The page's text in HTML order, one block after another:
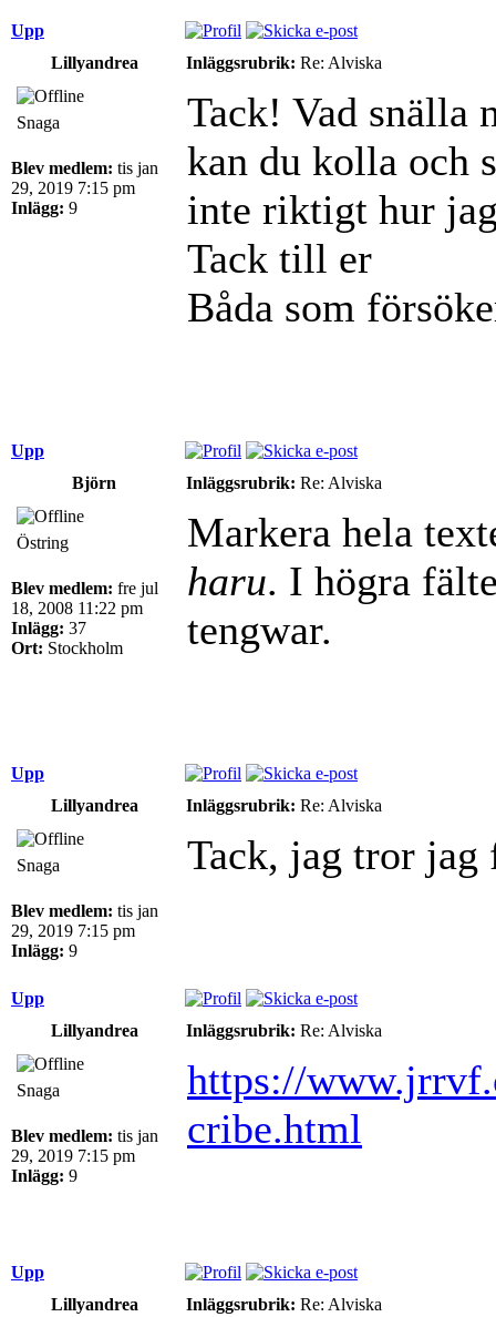
Upp
Lillyandrea
Inläggsrubrik: Re: Alviska
Snaga
Blev medlem: tis jan
29, 2019 7:15 pm
Inlägg: 9
Tack! Vad snälla
kan du kolla och
inte riktigt hur
Tack till er
Båda som
Upp
Björn
Inläggsrubrik: Re: Alviska
Östring
Blev medlem: fre jul
18, 2008 11:22 pm
Inlägg: 37
Ort: Stockholm
Markera hela
haru. I högra
tengwar.
Upp
Lillyandrea
Inläggsrubrik: Re: Alviska
Snaga
Blev medlem: tis jan
29, 2019 7:15 pm
Inlägg: 9
Tack, jag tror
Upp
Lillyandrea
Inläggsrubrik: Re: Alviska
Snaga
Blev medlem: tis jan
29, 2019 7:15 pm
Inlägg: 9
https://
cribe.html
Upp
Lillyandrea
Inläggsrubrik: Re: Alviska